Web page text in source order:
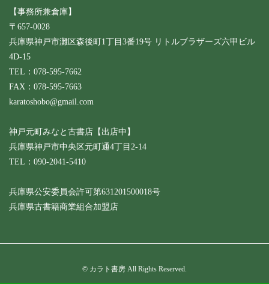
【事務所兼倉庫】
〒657-0028
兵庫県神戸市灘区森後町1丁目3番19号 リトルブラザーズ六甲ビル
4D-15
TEL：078-595-7662
FAX：078-595-7663
karatoshobo@gmail.com
神戸元町みなと古書店【出店中】
兵庫県神戸市中央区元町通4丁目2-14
TEL：090-2041-5410
兵庫県公安委員会許可第631201500018号
兵庫県古書籍商業組合加盟店
© カラト書房 All Rights Reserved.